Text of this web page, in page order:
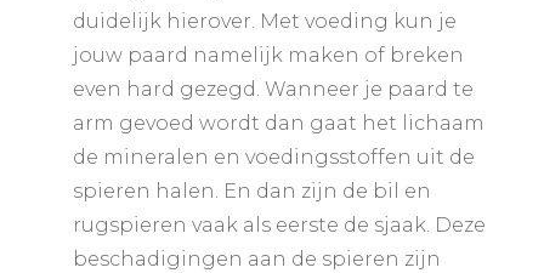
duidelijk hierover. Met voeding kun je
jouw paard namelijk maken of breken
even hard gezegd. Wanneer je paard te
arm gevoed wordt dan gaat het lichaam
de mineralen en voedingsstoffen uit de
spieren halen. En dan zijn de bil en
rugspieren vaak als eerste de sjaak. Deze
beschadigingen aan de spieren zijn